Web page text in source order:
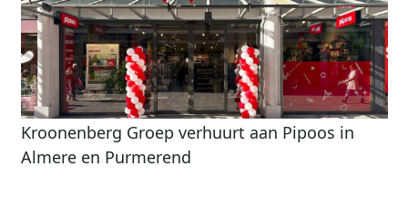
Kroonenberg Groep verhuurt aan Pipoos in
Almere en Purmerend